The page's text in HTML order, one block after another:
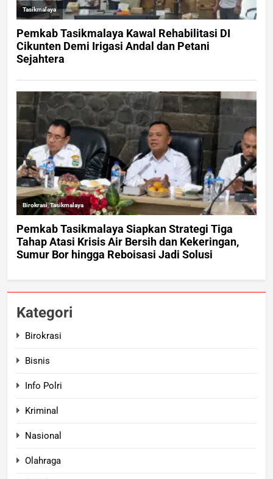
Kategori
Birokrasi
Bisnis
Info Polri
Kriminal
Nasional
Olahraga